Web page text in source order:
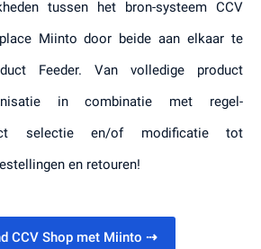
tussen het bron-systeem CCV
Miinto door beide aan elkaar te
Feeder. Van volledige product
in combinatie met regel-
selectie en/of modificatie tot
en retouren!
CCV Shop met Miinto ⇢